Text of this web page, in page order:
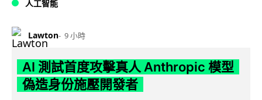
人工智能
Lawton 9 小時
AI 測試首度攻擊真人 Anthropic 模型
偽造身份施壓開發者